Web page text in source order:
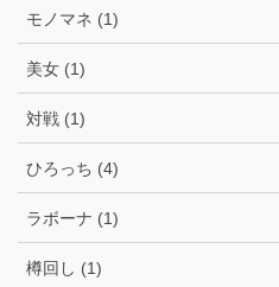
モノマネ (1)
美女 (1)
対戦 (1)
ひろっち (4)
ラボーナ (1)
樽回し (1)